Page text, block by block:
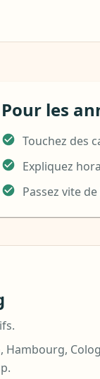
Pour les
Touchez des
Expliquez
Passez vite